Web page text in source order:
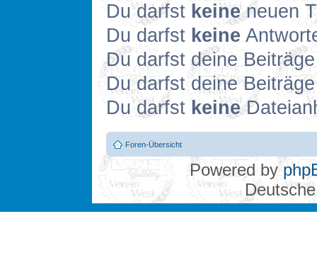
Du darfst keineneuen
Du darfst keine
Du darfst deine
Du darfst deine
Du darfst keine
Foren-Übersicht
Powered by